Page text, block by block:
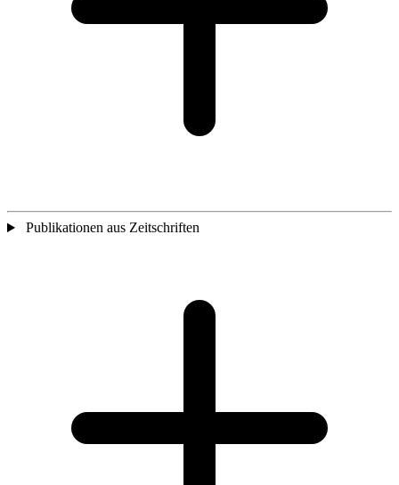
Publikationen aus Zeitschriften